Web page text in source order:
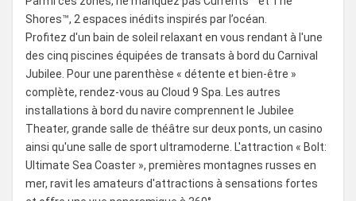
Shores™, 2 espaces inédits inspirés par l’océan.
Profitez d'un bain de soleil relaxant en vous rendant à l'une
des cinq piscines équipées de transats à bord du Carnival
Jubilee. Pour une parenthèse « détente et bien-être »
complète, rendez-vous au Cloud 9 Spa. Les autres
installations à bord du navire comprennent le Jubilee
Theater, grande salle de théâtre sur deux ponts, un casino
ainsi qu'une salle de sport ultramoderne. L'attraction « Bolt:
Ultimate Sea Coaster », premières montagnes russes en
mer, ravit les amateurs d'attractions à sensations fortes